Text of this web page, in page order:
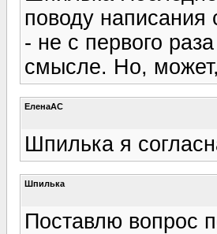
поводу
- не с первого
смысле. Но, может,
ЕленаАС
Шпилька я
Шпилька
Поставлю вопрос